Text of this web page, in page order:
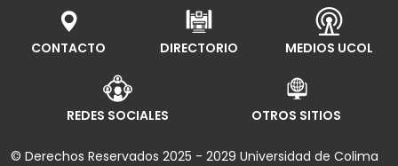
CONTACTO DIRECTORIO MEDIOS UCOL
REDES SOCIALES OTROS SITIOS
© Derechos Reservados 2025 - 2029 Universidad de Colima